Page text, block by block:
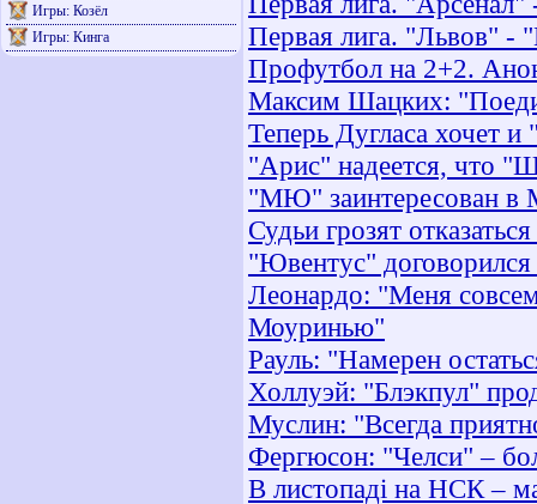
Игры: Козёл
Игры: Кинга
Первая лига. "Львов" -
Профутбол на 2+2.
Максим Шацких:
Теперь Дугласа хочет и
"Арис" надеется, что
"МЮ" заинтересован в
Судьи грозят
"Ювентус" договорился
Леонардо: "Меня
Моуринью"
Рауль: "Намерен
Холлуэй: "Блэкпул"
Муслин: "Всегда
Фергюсон: "Челси" –
В листопаді на НСК –